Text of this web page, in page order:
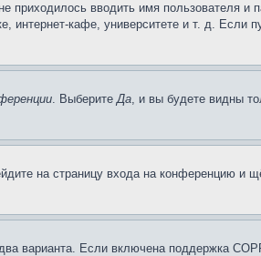
приходилось вводить имя пользователя
интернет-кафе, университете и т. д. Если
. ВыберитеДа, и вы будете видны
на страницу входа на конференцию и
варианта. Если включена поддержка